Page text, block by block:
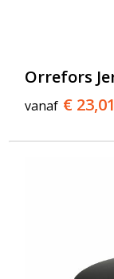
Orrefors
vanaf € 23,01